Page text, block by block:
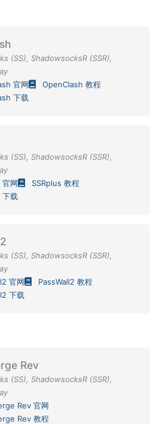
(SS), ShadowsocksR (SSR),
官网
OpenClash 教程
下载
(SS), ShadowsocksR (SSR),
官网
SSRplus 教程
下载
(SS), ShadowsocksR (SSR),
官网
PassWall2 教程
下载
Rev
(SS), ShadowsocksR (SSR),
Rev 官网
Rev 教程